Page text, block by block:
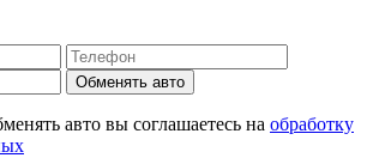
Обменять авто
авто вы соглашаетесь на обработку